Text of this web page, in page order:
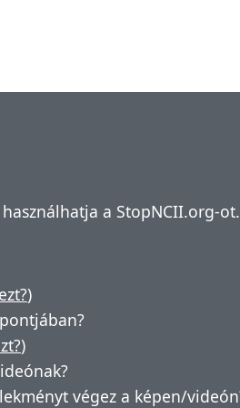
a StopNCII.org-ot.
)
)
végez a képen/